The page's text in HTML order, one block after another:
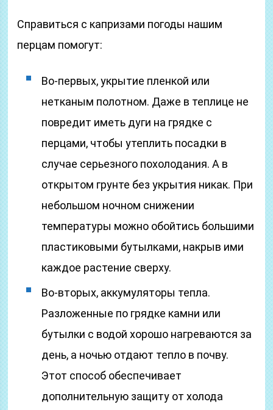
Справиться с капризами погоды нашим
перцам помогут:
Во-первых, укрытие пленкой или
нетканым полотном. Даже в теплице не
повредит иметь дуги на грядке с
перцами, чтобы утеплить посадки в
случае серьезного похолодания. А в
открытом грунте без укрытия никак. При
небольшом ночном снижении
температуры можно обойтись большими
пластиковыми бутылками, накрыв ими
каждое растение сверху.
Во-вторых, аккумуляторы тепла.
Разложенные по грядке камни или
бутылки с водой хорошо нагреваются за
день, а ночью отдают тепло в почву.
Этот способ обеспечивает
дополнительную защиту от холода